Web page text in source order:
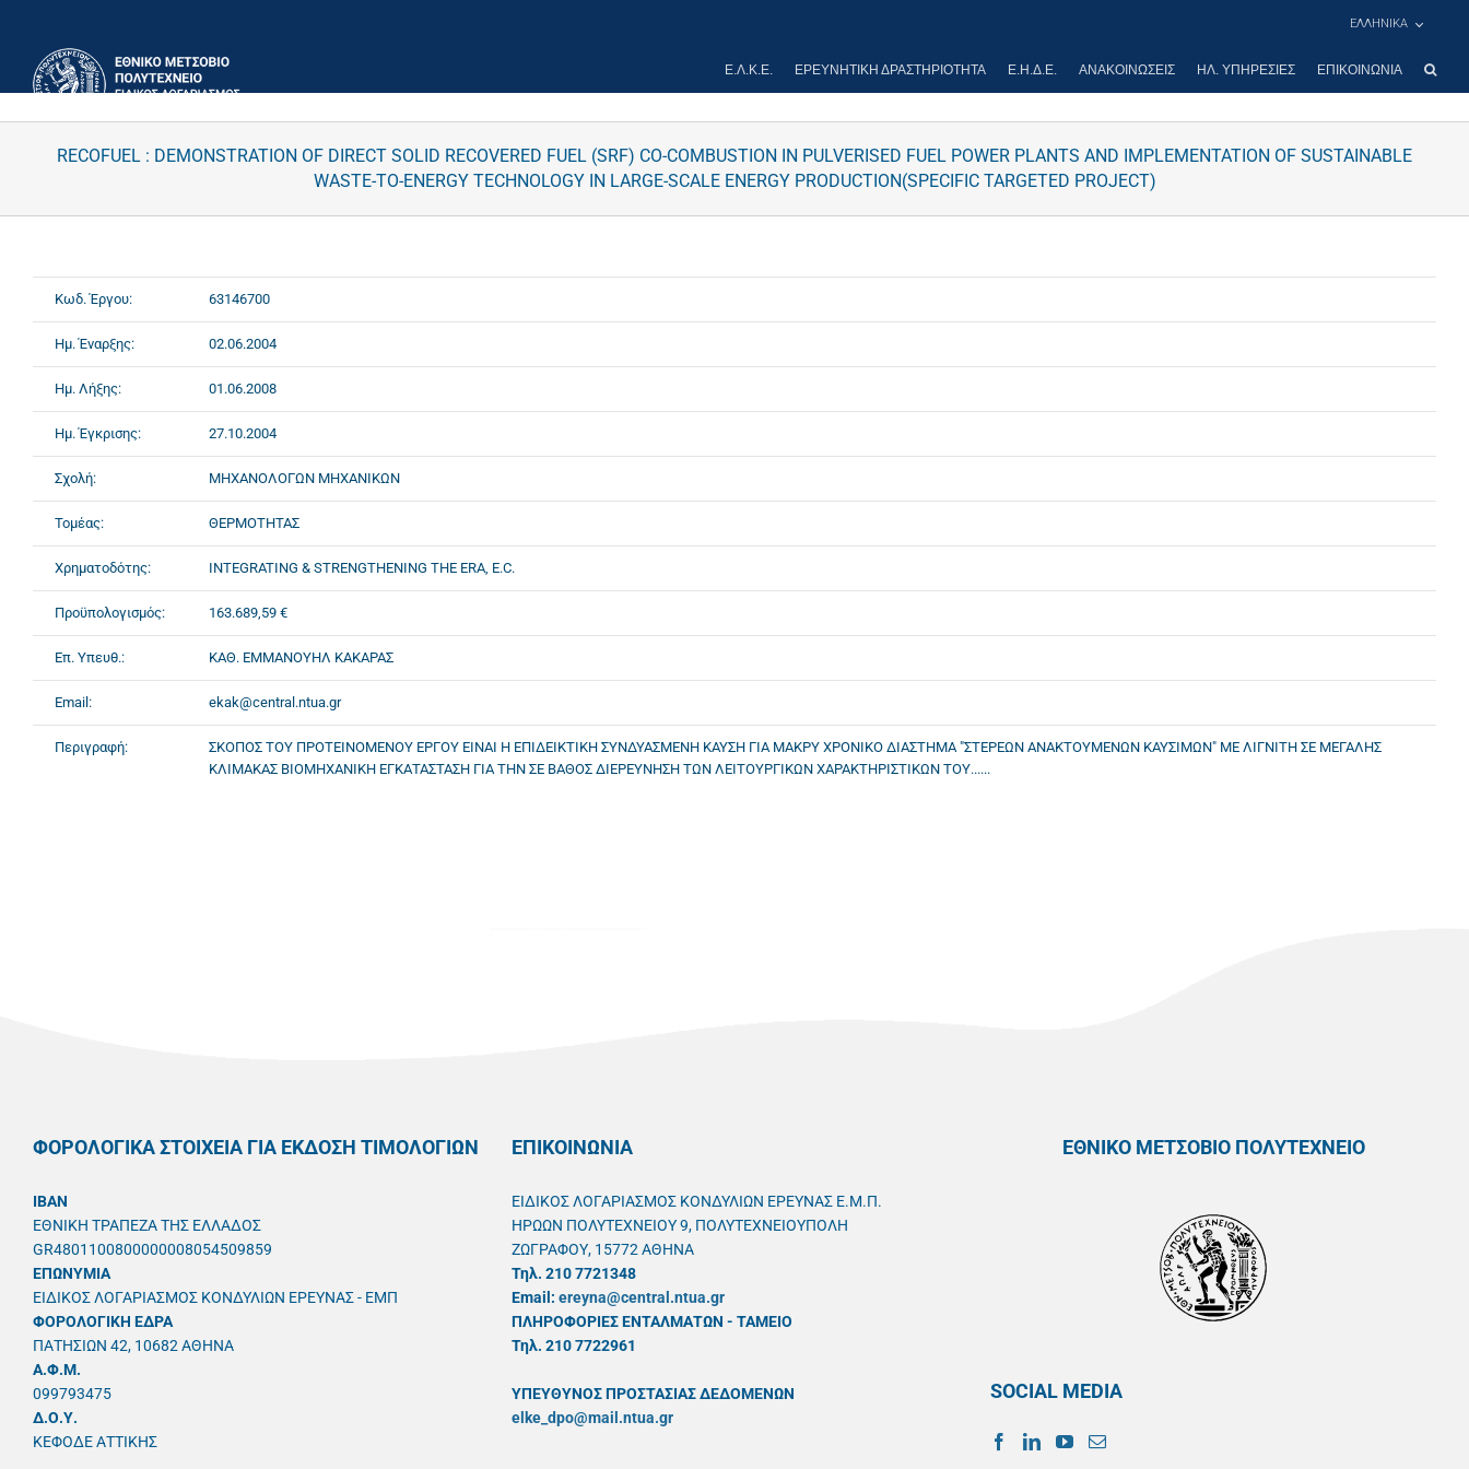
περιεχόμενο
ΕΛΛΗΝΙΚΑ
Ε.Λ.Κ.Ε. ΕΡΕΥΝΗΤΙΚΉ ΔΡΑΣΤΗΡΙΌΤΗΤΑ Ε.Η.Δ.Ε. ΑΝΑΚΟΙΝΏΣΕΙΣ ΗΛ. ΥΠΗΡΕΣΊΕΣ ΕΠΙΚΟΙΝΩΝΊΑ
RECOFUEL : DEMONSTRATION OF DIRECT SOLID RECOVERED FUEL (SRF) CO-COMBUSTION IN PULVERISED FUEL POWER PLANTS AND IMPLEMENTATION OF SUSTAINABLE
WASTE-TO-ENERGY TECHNOLOGY IN LARGE-SCALE ENERGY PRODUCTION(SPECIFIC TARGETED PROJECT)
Κωδ. Έργου: 63146700
Ημ. Έναρξης: 02.06.2004
Ημ. Λήξης: 01.06.2008
Ημ. Έγκρισης: 27.10.2004
Σχολή: ΜΗΧΑΝΟΛΟΓΩΝ ΜΗΧΑΝΙΚΩΝ
Τομέας: ΘΕΡΜΟΤΗΤΑΣ
Χρηματοδότης: INTEGRATING & STRENGTHENING THE ERA, E.C.
Προϋπολογισμός: 163.689,59 €
Επ. Υπευθ.: ΚΑΘ. ΕΜΜΑΝΟΥΗΛ ΚΑΚΑΡΑΣ
Email: ekak@central.ntua.gr
Περιγραφή:
ΣΚΟΠΟΣ ΤΟΥ ΠΡΟΤΕΙΝΟΜΕΝΟΥ ΕΡΓΟΥ ΕΙΝΑΙ Η ΕΠΙΔΕΙΚΤΙΚΗ ΣΥΝΔΥΑΣΜΕΝΗ ΚΑΥΣΗ ΓΙΑ ΜΑΚΡΥ ΧΡΟΝΙΚΟ ΔΙΑΣΤΗΜΑ "ΣΤΕΡΕΩΝ ΑΝΑΚΤΟΥΜΕΝΩΝ ΚΑΥΣΙΜΩΝ" ΜΕ ΛΙΓΝΙΤΗ ΣΕ ΜΕΓΑΛΗΣ
ΚΛΙΜΑΚΑΣ ΒΙΟΜΗΧΑΝΙΚΗ ΕΓΚΑΤΑΣΤΑΣΗ ΓΙΑ ΤΗΝ ΣΕ ΒΑΘΟΣ ΔΙΕΡΕΥΝΗΣΗ ΤΩΝ ΛΕΙΤΟΥΡΓΙΚΩΝ ΧΑΡΑΚΤΗΡΙΣΤΙΚΩΝ ΤΟΥ......
ΦΟΡΟΛΟΓΙΚΑ ΣΤΟΙΧΕΙΑ ΓΙΑ ΕΚΔΟΣΗ ΤΙΜΟΛΟΓΙΩΝ
IBAN
ΕΘΝΙΚΗ ΤΡΑΠΕΖΑ ΤΗΣ ΕΛΛΑΔΟΣ
GR4801100800000008054509859
ΕΠΩΝΥΜΙΑ
ΕΙΔΙΚΟΣ ΛΟΓΑΡΙΑΣΜΟΣ ΚΟΝΔΥΛΙΩΝ ΕΡΕΥΝΑΣ - ΕΜΠ
ΦΟΡΟΛΟΓΙΚΗ ΕΔΡΑ
ΠΑΤΗΣΙΩΝ 42, 10682 ΑΘΗΝΑ
A.Φ.Μ.
099793475
Δ.Ο.Υ.
ΚΕΦΟΔΕ ΑΤΤΙΚΗΣ
ΕΠΙΚΟΙΝΩΝΙΑ
ΕΙΔΙΚΟΣ ΛΟΓΑΡΙΑΣΜΟΣ ΚΟΝΔΥΛΙΩΝ ΕΡΕΥΝΑΣ Ε.Μ.Π.
ΗΡΩΩΝ ΠΟΛΥΤΕΧΝΕΙΟΥ 9, ΠΟΛΥΤΕΧΝΕΙΟΥΠΟΛΗ
ΖΩΓΡΑΦΟΥ, 15772 ΑΘΗΝΑ
Τηλ. 210 7721348
Email: ereyna@central.ntua.gr
ΠΛΗΡΟΦΟΡΙΕΣ ΕΝΤΑΛΜΑΤΩΝ - ΤΑΜΕΙΟ
Τηλ. 210 7722961
ΥΠΕΥΘYΝΟΣ ΠΡΟΣΤΑΣΙΑΣ ΔΕΔΟΜΕΝΩΝ
elke_dpo@mail.ntua.gr
ΕΘΝΙΚΟ ΜΕΤΣΟΒΙΟ ΠΟΛΥΤΕΧΝΕΙΟ
SOCIAL MEDIA